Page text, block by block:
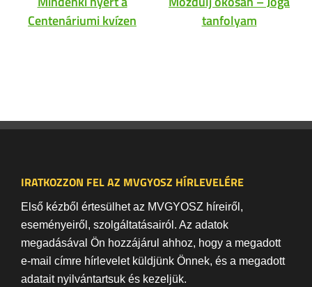
Centenáriumi kvízen
tanfolyam
IRATKOZZON FEL AZ MVGYOSZ HÍRLEVELÉRE
Első kézből értesülhet az MVGYOSZ híreiről,
eseményeiről, szolgáltatásairól. Az adatok
megadásával Ön hozzájárul ahhoz, hogy a megadott
e-mail címre hírlevelet küldjünk Önnek, és a megadott
adatait nyilvántartsuk és kezeljük.